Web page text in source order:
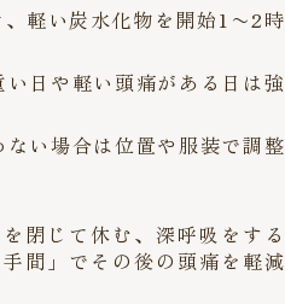
軽い炭水化物を開始1〜2時
日や軽い頭痛がある日は強
い場合は位置や服装で調整
閉じて休む、深呼吸をする
間」でその後の頭痛を軽減